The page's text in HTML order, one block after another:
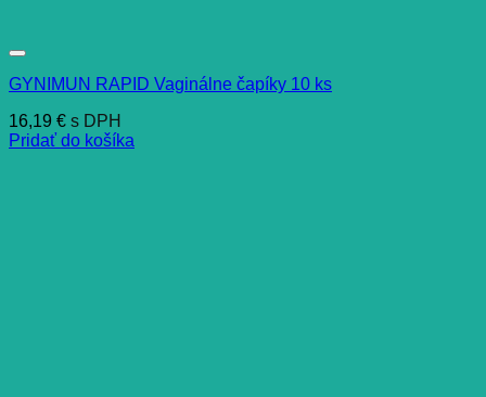
GYNIMUN RAPID Vaginálne čapíky 10 ks
16,19 € s DPH
Pridať do košíka